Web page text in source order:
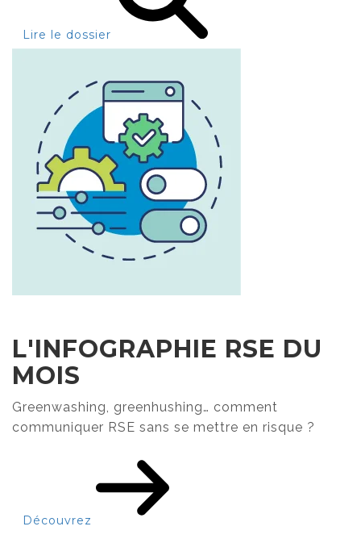
Lire le dossier
L'INFOGRAPHIE RSE DU
MOIS
Greenwashing, greenhushing… comment
communiquer RSE sans se mettre en risque ?
Découvrez